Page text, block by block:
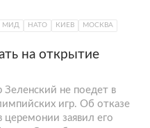
МИД НАТО КИЕВ МОСКВА
на открытие
не поедет в
игр. Об отказе
церемонии заявил его